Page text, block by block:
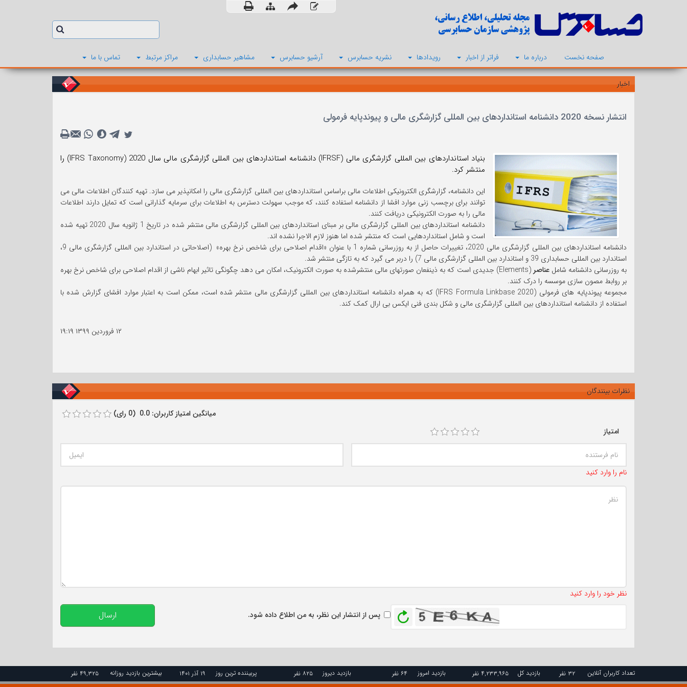
صفحه نخست درباره ما فراتر از اخبار رویدادها نشریه حسابرس آرشیو حسابرس مشاهیر حسابداری مراکز مرتبط تماس با ما
اخبار
انتشار نسخه 2020 دانشنامه استانداردهای بین المللی گزارشگری مالی و پیوندپایه فرمولی
بنیاد استانداردهای بین المللی گزارشگری مالی (IFRSF) دانشنامه استانداردهای بین المللی گزارشگری مالی سال 2020 (IFRS Taxonomy) را
منتشر کرد.
این دانشنامه، گزارشگری الکترونیکی اطلاعات مالی براساس استانداردهای بین المللی گزارشگری مالی را امکانپذیر می سازد. تهیه کنندگان اطلاعات مالی می
توانند برای برچسب زنی موارد افشا از دانشنامه استفاده کنند، که موجب سهولت دسترس به اطلاعات برای سرمایه گذارانی است که تمایل دارند اطلاعات
مالی را به صورت الکترونیکی دریافت کنند.
دانشنامه استانداردهای بین المللی گزارشگری مالی بر مبنای استانداردهای بین المللی گزارشگری مالی منتشر شده در تاریخ 1 ژانویه سال 2020 تهیه شده
است و شامل استانداردهایی است که منتشر شده اما هنوز لازم الاجرا نشده اند.
دانشنامه استانداردهای بین المللی گزارشگری مالی 2020، تغییرات حاصل از به روزرسانی شماره 1 با عنوان «اقدام اصلاحی برای شاخص نرخ بهره» (اصلاحاتی در استاندارد بین المللی گزارشگری مالی 9،
استاندارد بین المللی حسابداری 39 و استاندارد بین المللی گزارشگری مالی 7) را دربر می گیرد که به تازگی منتشر شد.
به روزرسانی دانشنامه شاملعناصر
(Elements) جدیدی است که به ذینفعان صورتهای مالی منتشرشده به صورت الکترونیک، امکان می دهد چگونگی تاثیر ابهام ناشی از اقدام اصلاحی برای شاخص نرخ بهره
بر روابط مصون سازی موسسه را درک کنند.
مجموعه پیوندپایه های فرمولی (IFRS Formula Linkbase 2020) که به همراه دانشنامه استانداردهای بین المللی گزارشگری مالی منتشر شده است، ممکن است به اعتبار موارد افشای گزارش شده با
استفاده از دانشنامه استانداردهای بین المللی گزارشگری مالی و شکل بندی فنی ایکس بی ارال کمک کند.
۱۲ فروردین ۱۳۹۹ ۱۹:۱۹
نظرات بینندگان
میانگین امتیاز کاربران: 0.0 (0 رای)
امتیاز
نام را وارد کنید
نظر خود را وارد کنید
بازخوانیپس از انتشار این نظر، به من اطلاع داده شود. ارسال
تعداد کاربران آنلاین ۳۲ نفر بازدید کل ۴,۲۳۳,۹۶۵ نفر بازدید امروز ۶۴ نفر بازدید دیروز ۸۲۵ نفر پربیننده ترین روز ۱۹ آذر ۱۴۰۱ بیشترین بازدید روزانه ۴۹,۳۲۵ نفر